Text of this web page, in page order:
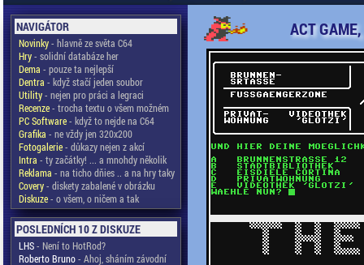
NAVIGÁTOR
Novinky- hlavně ze světa C64
Hry- solidní databáze her
Dema - pouze ta nejlepší
Dentra - když stačí jeden soubor
Utility- nejen pro práci a legraci
Recenze- trocha textu o všem možném
PC Software- když to nejde na C64
Grafika - ne vždy jen 320x200
Fotogalerie- důkazy nejen z akcí
Intra - ty začátky! ... a mnohdy několik
Reklama - na ticho dňies .. a na hry taky
Covery- diskety zabalené v obrázku
Diskuze- o všem, o ničem a tak
POSLEDNÍCH 10 Z DISKUZE
LHS- Není to HotRod?
Roberto Bruno- Ahoj, sháním závodní
ACT